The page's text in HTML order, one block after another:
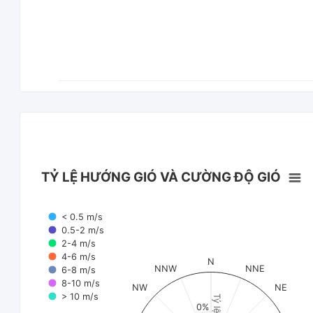
TỶ LỆ HƯỚNG GIÓ VÀ CƯỜNG ĐỘ GIÓ
< 0.5 m/s
0.5-2 m/s
2-4 m/s
4-6 m/s
6-8 m/s
8-10 m/s
> 10 m/s
N
NNE
NE
NW
NNW
0%